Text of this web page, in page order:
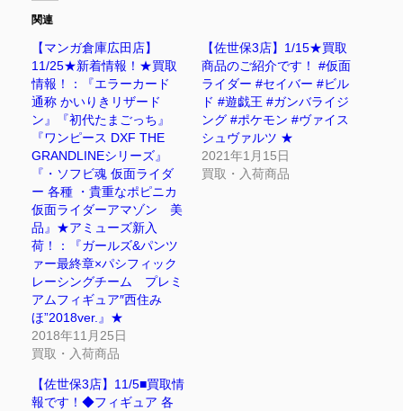
関連
【マンガ倉庫広田店】
11/25★新着情報！★買取
情報！：『エラーカード
通称 かいりきリザード
ン』『初代たまごっち』
『ワンピース DXF THE
GRANDLINEシリーズ』
『・ソフビ魂 仮面ライダ
ー 各種 ・貴重なポピニカ
仮面ライダーアマゾン 美
品』★アミューズ新入
荷！：『ガールズ&パンツ
ァー最終章×パシフィック
レーシングチーム プレミ
アムフィギュア″西住み
ほ”2018ver.』★
2018年11月25日
買取・入荷商品
【佐世保3店】1/15★買取
商品のご紹介です！ #仮面
ライダー #セイバー #ビル
ド #遊戯王 #ガンバライジ
ング #ポケモン #ヴァイス
シュヴァルツ ★
2021年1月15日
買取・入荷商品
【佐世保3店】11/5■買取情
報です！◆フィギュア 各